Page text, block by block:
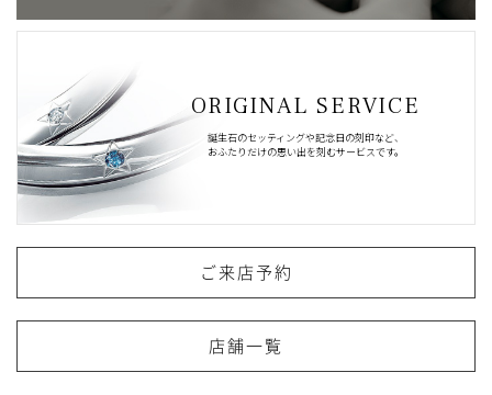
ORIGINAL SERVICE
誕生石のセッティングや記念日の刻印など、
おふたりだけの思い出を刻むサービスです。
ご来店予約
店舗一覧